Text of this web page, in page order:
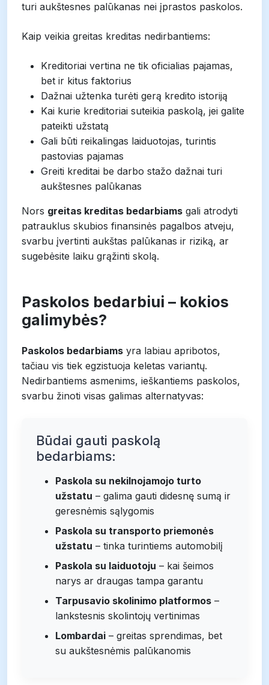
turi aukštesnes palūkanas nei įprastos paskolos.
Kaip veikia greitas kreditas nedirbantiems:
Kreditoriai vertina ne tik oficialias pajamas,
bet ir kitus faktorius
Dažnai užtenka turėti gerą kredito istoriją
Kai kurie kreditoriai suteikia paskolą, jei galite
pateikti užstatą
Gali būti reikalingas laiduotojas, turintis
pastovias pajamas
Greiti kreditai be darbo stažo dažnai turi
aukštesnes palūkanas
Nors greitas kreditas bedarbiams gali atrodyti
patrauklus skubios finansinės pagalbos atveju,
svarbu įvertinti aukštas palūkanas ir riziką, ar
sugebėsite laiku grąžinti skolą.
Paskolos bedarbiui – kokios
galimybės?
Paskolos bedarbiams yra labiau apribotos,
tačiau vis tiek egzistuoja keletas variantų.
Nedirbantiems asmenims, ieškantiems paskolos,
svarbu žinoti visas galimas alternatyvas:
Būdai gauti paskolą
bedarbiams:
Paskola su nekilnojamojo turto
užstatu – galima gauti didesnę sumą ir
geresnėmis sąlygomis
Paskola su transporto priemonės
užstatu – tinka turintiems automobilį
Paskola su laiduotoju – kai šeimos
narys ar draugas tampa garantu
Tarpusavio skolinimo platformos –
lankstesnis skolintojų vertinimas
Lombardai – greitas sprendimas, bet
su aukštesnėmis palūkanomis